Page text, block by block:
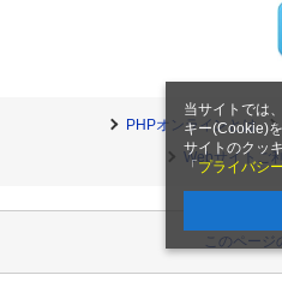
当サイトでは
キー(Cookie)
サイトのクッ
「 プライバシ
PHPオンラインとは
Webサイトご
このページ